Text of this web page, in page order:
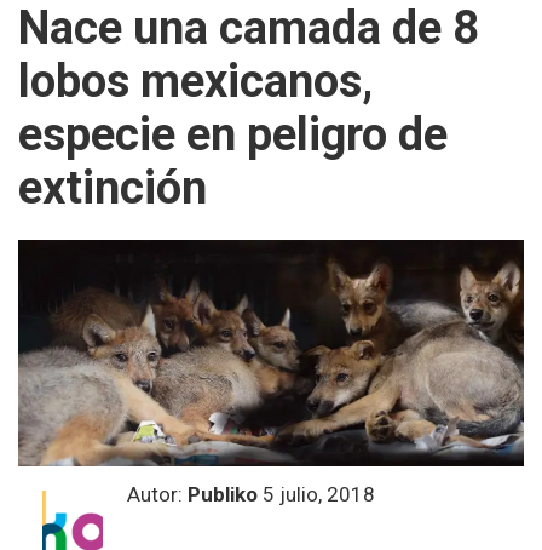
Nace una camada de 8
lobos mexicanos,
especie en peligro de
extinción
Autor: Publiko 5 julio, 2018